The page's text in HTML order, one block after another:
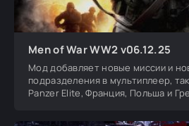
Men of War WW2 v06.12.25
Мод добавляет новые миссии и
подразделения в мультиплеер,
Panzer Elite, Франция, Польша и